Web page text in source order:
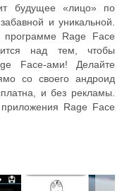
будущее «лицо» по
и уникальной.
Rage Face
над тем, чтобы
Face-ами! Делайте
со своего андроид
и без рекламы.
Rage Face